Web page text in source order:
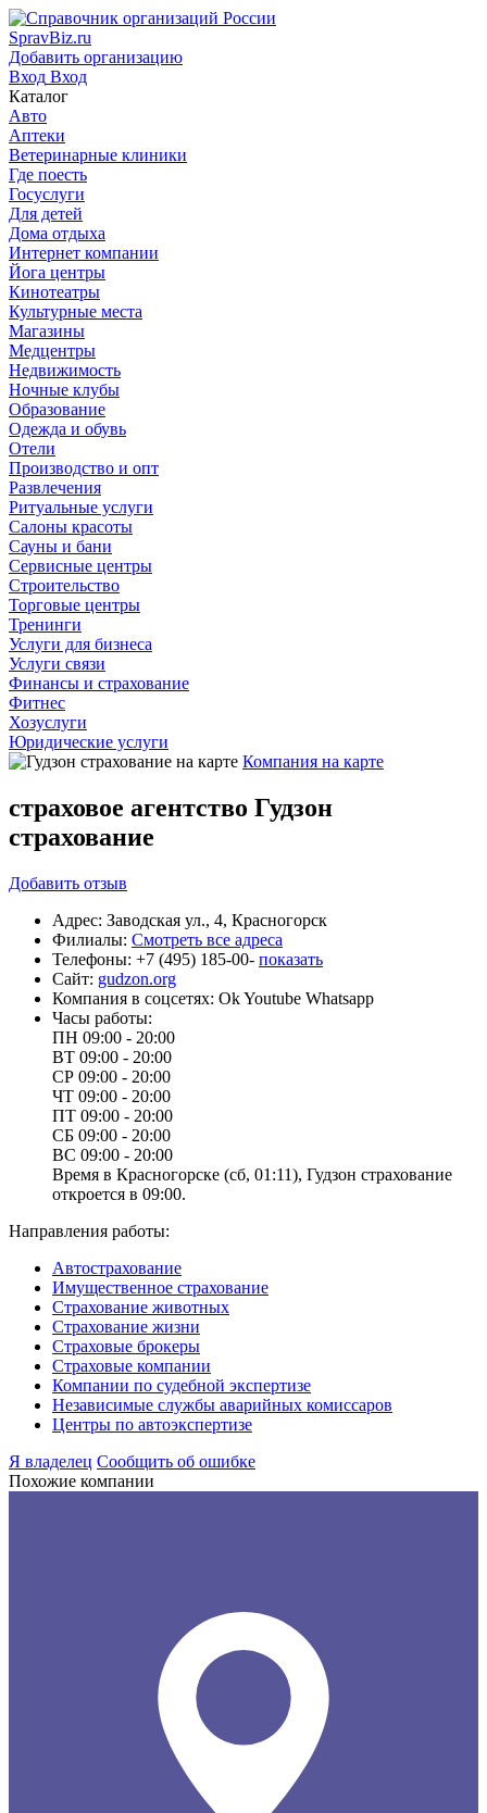
SpravBiz.ru
Добавить организацию
Вход Вход
Каталог
Авто
Аптеки
Ветеринарные клиники
Где поесть
Госуслуги
Для детей
Дома отдыха
Интернет компании
Йога центры
Кинотеатры
Культурные места
Магазины
Медцентры
Недвижимость
Ночные клубы
Образование
Одежда и обувь
Отели
Производство и опт
Развлечения
Ритуальные услуги
Салоны красоты
Сауны и бани
Сервисные центры
Строительство
Торговые центры
Тренинги
Услуги для бизнеса
Услуги связи
Финансы и страхование
Фитнес
Хозуслуги
Юридические услуги
Компания на карте
страховое агентство Гудзон
страхование
Добавить отзыв
Адрес: Заводская ул., 4, Красногорск
Филиалы: Смотреть все адреса
Телефоны: +7 (495) 185-00- показать
Сайт: gudzon.org
Компания в соцсетях: OkYoutube Whatsapp
Часы работы:
ПН 09:00 - 20:00
ВТ 09:00 - 20:00
СР 09:00 - 20:00
ЧТ 09:00 - 20:00
ПТ 09:00 - 20:00
СБ 09:00 - 20:00
ВС 09:00 - 20:00
Время в Красногорске (сб, 01:11), Гудзон страхование
откроется в 09:00.
Направления работы:
Автострахование
Имущественное страхование
Страхование животных
Страхование жизни
Страховые брокеры
Страховые компании
Компании по судебной экспертизе
Независимые службы аварийных комиссаров
Центры по автоэкспертизе
Я владелец Сообщить об ошибке
Похожие компании